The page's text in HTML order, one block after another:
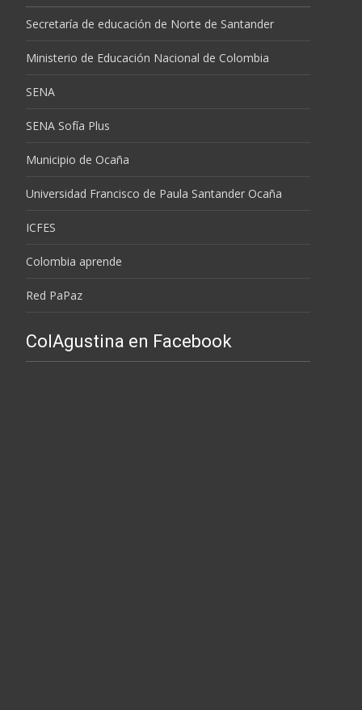
Secretaría de educación de Norte de Santander
Ministerio de Educación Nacional de Colombia
SENA
SENA Sofía Plus
Municipio de Ocaña
Universidad Francisco de Paula Santander Ocaña
ICFES
Colombia aprende
Red PaPaz
ColAgustina en Facebook